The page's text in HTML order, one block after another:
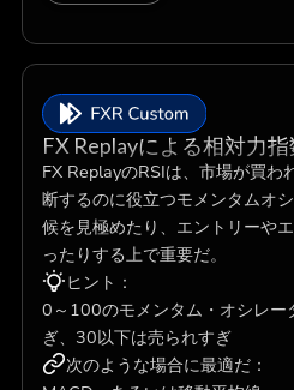
FX Replayによる相対力指
FX ReplayのRSIは、市場が買わ
断するのに役立つモメンタムオ
候を見極めたり、エントリーや
ったりする上で重要だ。
ヒント：
0～100のモメンタム・オシレー
ぎ、30以下は売られすぎ
次のような場合に最適だ：